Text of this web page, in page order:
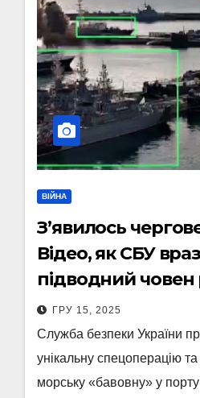
ВІЙНА
З’явилось
Відео, як СБУ
підводний
ГРУ 15, 2025
Служба безпеки України
унікальну спецоперацію
морську «бавовну» у